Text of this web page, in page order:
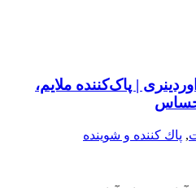
| پاک‌کننده ملایم،
حساس
, پاك كننده و شوينده